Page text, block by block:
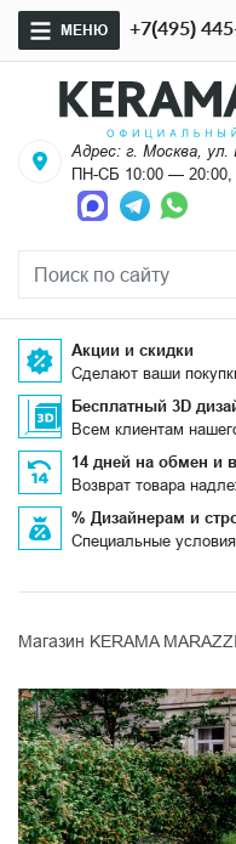
МЕНЮ +7(495)
Адрес: г. Москва, ул.
ПН-СБ 10:00 —
Акции и скидки
Сделают ваши
Бесплатный 3D
Всем клиентам
14 дней на обмен и
Возврат товара
% Дизайнерам и
Специальные
Магазин KERAMA MARAZZI